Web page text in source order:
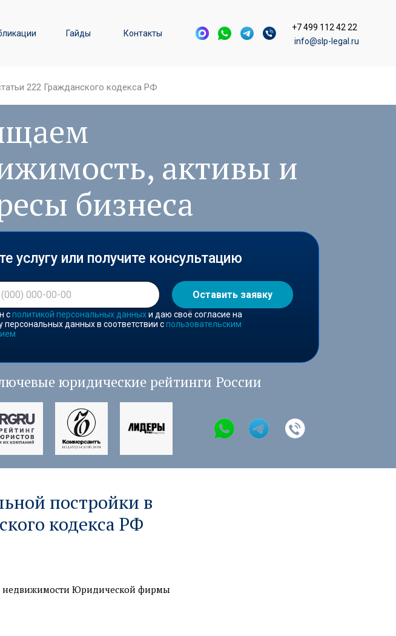
info@slp-legal.ru
+7 499 112 42 22
Гайды Контакты
перевозки
222 Гражданского кодекса РФ
юридические рейтинги России
сполитикой персональных данныхи даю своё согласие на
персональных данных в соответствии спользовательским
Оставить заявку
услугу или получите консультацию
активы и
бизнеса
постройки в
кодекса РФ
недвижимости Юридической фирмы